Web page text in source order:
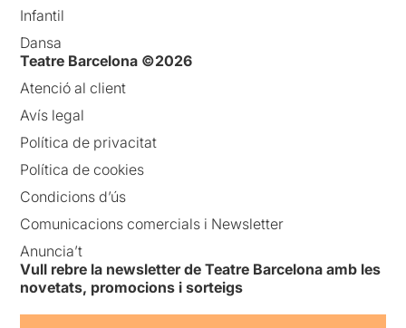
Infantil
Dansa
Teatre Barcelona ©2026
Atenció al client
Avís legal
Política de privacitat
Política de cookies
Condicions d’ús
Comunicacions comercials i Newsletter
Anuncia’t
Vull rebre la newsletter de Teatre Barcelona amb les
novetats, promocions i sorteigs